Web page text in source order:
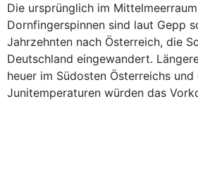
Die ursprünglich im
Dornfingerspinnen sind laut Gepp
Jahrzehnten nach Österreich, die
Deutschland eingewandert.
heuer im Südosten Österreichs
Junitemperaturen würden das